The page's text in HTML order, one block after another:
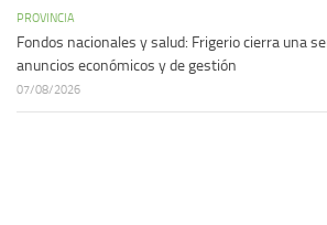
PROVINCIA
Fondos nacionales y salud: Frigerio cierra una
anuncios económicos y de gestión
07/08/2026